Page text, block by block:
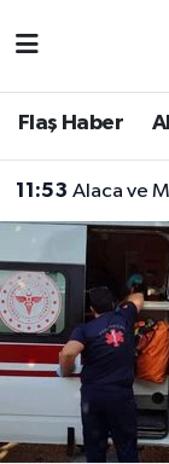
Flaş Haber
11:53 Alaca ve
Çorum
Çorum
Süper Lig
Tüm